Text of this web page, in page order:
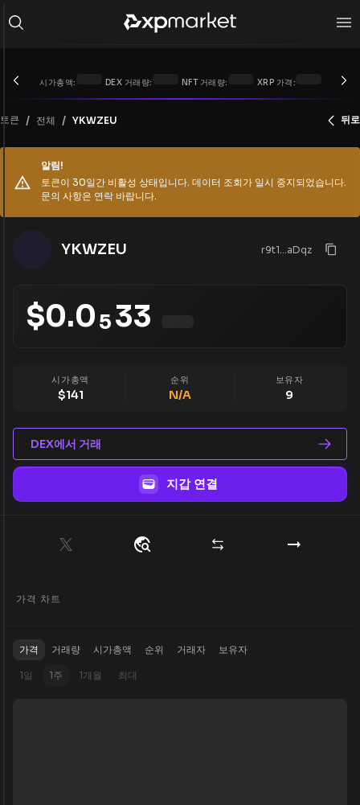
시가총액: DEX 거래량: NFT 거래량: XRP 가격:
토큰 / 전체 / YKWZEU 뒤로
알림!
토큰이 30일간 비활성 상태입니다. 데이터 조회가 일시 중지되었습니다.
문의 사항은 연락 바랍니다.
YKWZEU r9t1...aDqz
$0.0533
시가총액
$141
순위
N/A
보유자
9
DEX에서 거래
지갑 연결
가격 차트
가격 거래량 시가총액 순위 거래자 보유자
1일 1주 1개월 최대